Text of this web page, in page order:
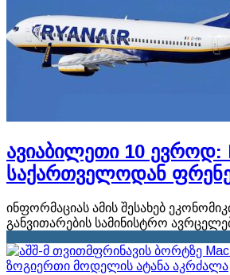
ავიაბილეთი 10 ევროდ:
საქართველოდან
ინფორმაციას ამის შესახებ
განვითარების სამინისტრო